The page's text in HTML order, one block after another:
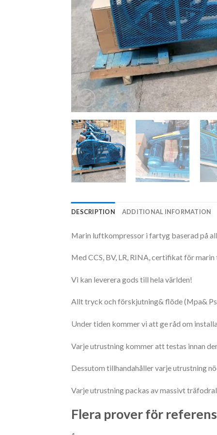
DESCRIPTION ADDITIONAL INFORMATION
Marin luftkompressor i fartyg baserad på
Med CCS, BV, LR, RINA, certifikat för
Vi kan leverera gods till hela världen!
Allt tryck och förskjutning& flöde (Mpa&
Under tiden kommer vi att ge råd om
Varje utrustning kommer att testas innan
Dessutom tillhandahåller varje utrustning
Varje utrustning packas av massivt
Flera prover för